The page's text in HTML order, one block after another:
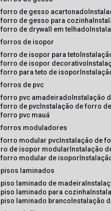
forro de gesso acartonado
forro de gesso para cozinha
forro de drywall em telhado
forros de isopor
forro de isopor para teto
forro de isopor decorativo
forro para teto de isopor
forros de pvc
forro pvc amadeirado instalação
forro de pvc instalação de forro
pvc mauá
forros moduladores
forro modular pvc instalação de
de isopor modular instalação
forro modular de isopor
pisos laminados
piso laminado de madeira
piso laminado para cozinha
piso laminado branco instalação